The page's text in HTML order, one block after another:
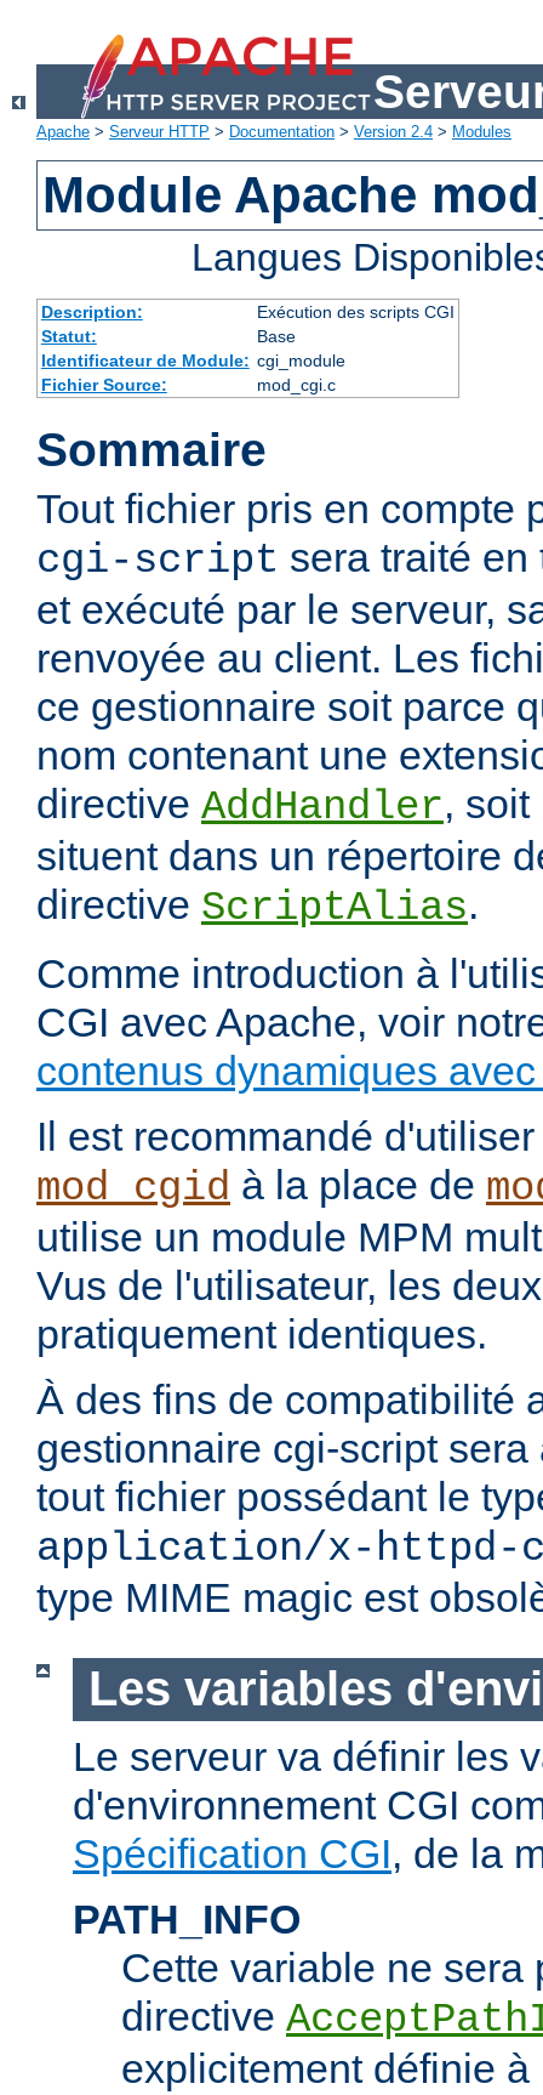
Apache > Serveur HTTP > Documentation > Version 2.4 > Modules
Module Apache
Langues
Description:
Exécution des scripts CGI
Statut:
Base
Identificateur de Module: cgi_module
Fichier Source:
mod_cgi.c
Sommaire
Tout fichier pris en compte
cgi-script sera traité en
et exécuté par le serveur,
renvoyée au client. Les
ce gestionnaire soit parce
nom contenant une
directive AddHandler,
situent dans un répertoire
directive ScriptAlias.
Comme introduction à
CGI avec Apache, voir
contenus dynamiques
Il est recommandé
mod_cgid à la place de
utilise un module MPM
Vus de l'utilisateur, les
pratiquement identiques.
À des fins de compatibilité
gestionnaire cgi-script
tout fichier possédant le
application/x-httpd-
type MIME magic est
Les variables
Le serveur va définir les
d'environnement CGI
Spécification CGI, de la
PATH_INFO
Cette variable ne sera
directive
explicitement définie à